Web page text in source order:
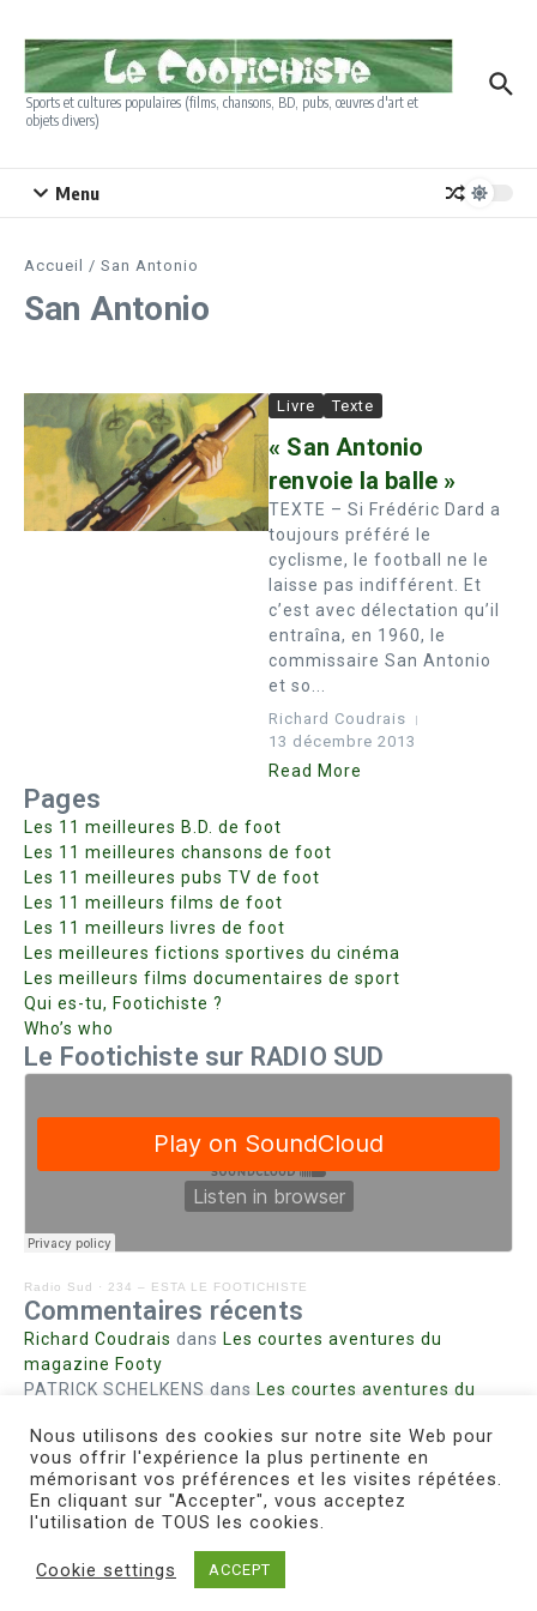
Sports et cultures populaires (films, chansons, BD, pubs, œuvres d'art et
objets divers)
Menu
Accueil / San Antonio
San Antonio
Livre Texte
« San Antonio
renvoie la balle »
TEXTE – Si Frédéric Dard a
toujours préféré le
cyclisme, le football ne le
laisse pas indifférent. Et
c’est avec délectation qu’il
entraîna, en 1960, le
commissaire San Antonio
et so...
Richard Coudrais
13 décembre 2013
Read More
Pages
Les 11 meilleures B.D. de foot
Les 11 meilleures chansons de foot
Les 11 meilleures pubs TV de foot
Les 11 meilleurs films de foot
Les 11 meilleurs livres de foot
Les meilleures fictions sportives du cinéma
Les meilleurs films documentaires de sport
Qui es-tu, Footichiste ?
Who’s who
Le Footichiste sur RADIO SUD
Radio Sud · 234 – ESTA LE FOOTICHISTE
Commentaires récents
Richard Coudrais dans Les courtes aventures du
magazine Footy
PATRICK SCHELKENS dans Les courtes aventures du
Bohn fabiennedans Intrigues sanglantes à Mulhouse
Steph. RUTA dansLust for Nice
MIRMANDdansPieds agiles et champignons
Copyright © 2026 Le Footichiste | Réalisé par
Nous utilisons des cookies sur notre site Web pour
vous offrir l'expérience la plus pertinente en
mémorisant vos préférences et les visites répétées.
En cliquant sur "Accepter", vous acceptez
l'utilisation de TOUS les cookies.
Cookie settings ACCEPT